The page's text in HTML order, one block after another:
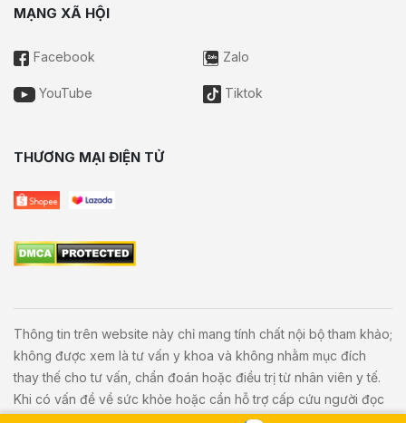
MẠNG XÃ HỘI
Facebook Zalo
YouTube Tiktok
THƯƠNG MẠI ĐIỆN TỬ
Thông tin trên website này chỉ mang tính chất nội bộ tham khảo;
không được xem là tư vấn y khoa và không nhằm mục đích
thay thế cho tư vấn, chẩn đoán hoặc điều trị từ nhân viên y tế.
Khi có vấn đề về sức khỏe hoặc cần hỗ trợ cấp cứu người đọc